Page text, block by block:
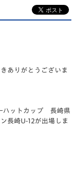
ありがとうございま
ハットカップ 長崎県
長崎U-12が出場しま